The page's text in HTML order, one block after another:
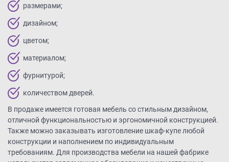
размерами;
дизайном;
цветом;
материалом;
фурнитурой;
количеством дверей.
В продаже имеется готовая мебель со стильным дизайном,
отличной функциональностью и эргономичной конструкцией.
Также можно заказывать изготовление шкаф-купе любой
конструкции и наполнением по индивидуальным
требованиям. Для производства мебели на нашей фабрике